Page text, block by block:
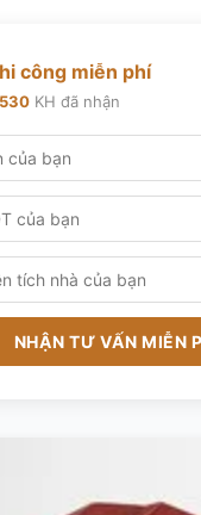
công miễn phí
KH đã nhận
NHẬN TƯ VẤN MIỄN